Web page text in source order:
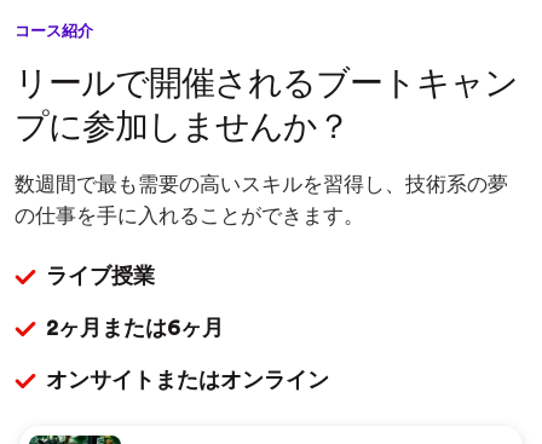
コース紹介
リールで開催されるブートキャン
プに参加しませんか？
数週間で最も需要の高いスキルを習得し、技術系の夢
の仕事を手に入れることができます。
ライブ授業
2ヶ月または6ヶ月
オンサイトまたはオンライン